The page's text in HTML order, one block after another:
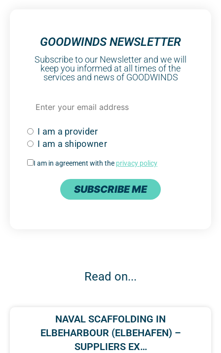
GOODWINDS NEWSLETTER
Subscribe to our Newsletter and we will
keep you informed at all times of the
services and news of GOODWINDS
I am a provider
I am a shipowner
I am in agreement with the privacy policy
SUBSCRIBE ME
Read on...
NAVAL SCAFFOLDING IN
ELBEHARBOUR (ELBEHAFEN) –
SUPPLIERS EX…